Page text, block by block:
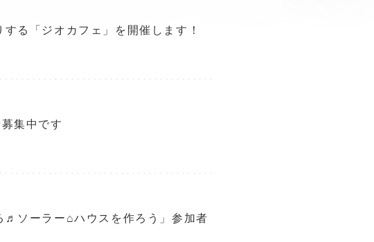
る「ジオカフェ」を開催します！
集中です
♬ソーラー⌂ハウスを作ろう」参加者